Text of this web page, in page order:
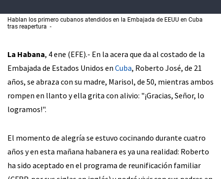
Hablan los primero cubanos atendidos en la Embajada de EEUU en Cuba
tras reapertura
La Habana, 4 ene (EFE).- En la acera que da al costado de la
Embajada de Estados Unidos en Cuba, Roberto José, de 21
años, se abraza con su madre, Marisol, de 50, mientras ambos
rompen en llanto y ella grita con alivio: "¡Gracias, Señor, lo
logramos!".
El momento de alegría se estuvo cocinando durante cuatro
años y en esta mañana habanera es ya una realidad: Roberto
ha sido aceptado en el programa de reunificación familiar